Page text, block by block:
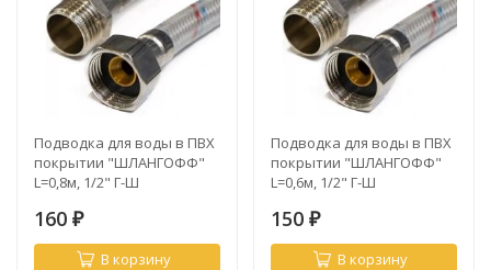
Подводка для воды в ПВХ
покрытии "ШЛАНГОФФ"
L=0,8м, 1/2" Г-Ш
160 ₽
В корзину
Подводка для воды в ПВХ
покрытии "ШЛАНГОФФ"
L=0,6м, 1/2" Г-Ш
150 ₽
В корзину